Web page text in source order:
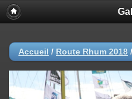
Accueil / Route Rhum 2018 /